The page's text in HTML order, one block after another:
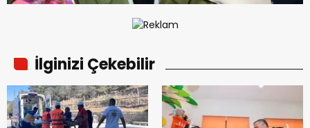
İlginizi Çekebilir